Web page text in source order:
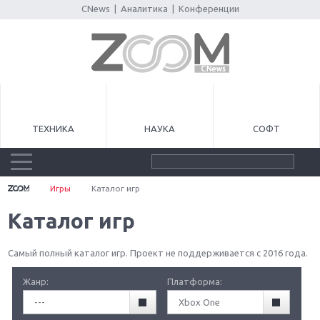
CNews Аналитика Конференции
ТЕХНИКА НАУКА СОФТ
Игры Каталог игр
Каталог игр
Самый полный каталог игр. Проект не поддерживается с 2016 года.
Жанр:
---
Платформа:
Xbox One